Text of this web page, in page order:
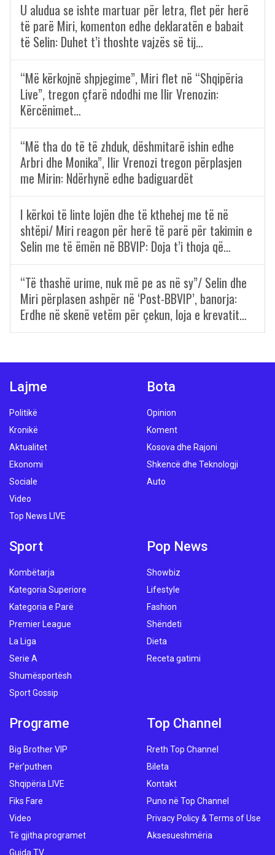
U aludua se ishte martuar për letra, flet për herë
të parë Miri, komenton edhe deklaratën e babait
të Selin: Duhet t’i thoshte vajzës së tij…
“Më kërkojnë shpjegime”, Miri flet në “Shqipëria
Live”, tregon çfarë ndodhi me Ilir Vrenozin:
Kërcënimet…
“Më tha do të të zhduk, dëshmitarë ishin edhe
Arbri dhe Monika”, Ilir Vrenozi tregon përplasjen
me Mirin: Ndërhynë edhe badiguardët
I kërkoi të linte lojën dhe të kthehej me të në
shtëpi/ Miri reagon për herë të parë për takimin e
Selin me të ëmën në BBVIP: Doja t’i thoja që…
“Të thashë urime, nuk më pe as në sy”/ Selin dhe
Miri përplasen ashpër në ‘Post-BBVIP’, banorja:
Erdhe në skenë vetëm për çekun, loja e krevatit…
Lajme
Politikë
Kronikë
Aktualitet
Ekonomi
Sociale
Video
Top News LIVE
Bota
Opinion
Koment
Kosova dhe Rajoni
Shkencë dhe Teknologji
Auto
Sport
Kombëtarja
Kategoria Superiore
Kategoria e Parë
Premier League
La Liga
Serie A
Shumësportësh
Sport Gossip
Pop News
Showbiz
Lifestyle
Fashion
Shëndeti
Dieta
Receta gatimi
Programe
Big Brother VIP
Për’puthen
Shqipëria LIVE
Fiks Fare
Video
Të gjitha programet
Guida TV
Top Channel
Rreth Top Channel
Bileta
Kontakt
Puno në Top Channel
Privacy Policy & Terms of Use
Aksesueshmëria